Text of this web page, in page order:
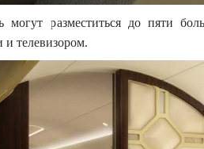
могут разместиться до пяти
и телевизором.